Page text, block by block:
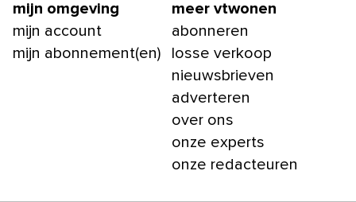
mijn omgeving
mijn account
mijn abonnement(en)
meer vtwonen
abonneren
losse verkoop
nieuwsbrieven
adverteren
over ons
onze experts
onze redacteuren